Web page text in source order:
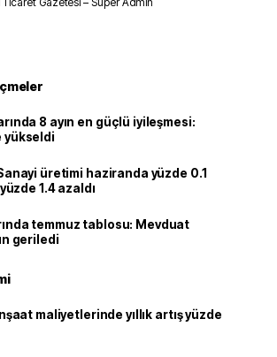
8 ayın en güçlü iyileşmesi:
yükseldi
üretimi haziranda yüzde 0.1
1.4 azaldı
temmuz tablosu: Mevduat
geriledi
maliyetlerinde yıllık artış yüzde